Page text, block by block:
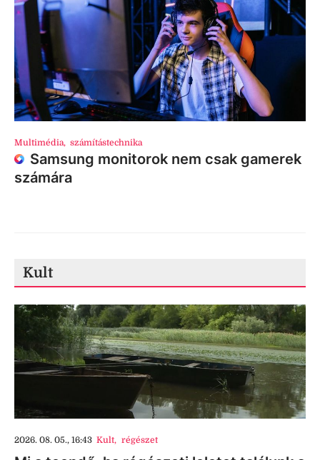
Multimédia, számítástechnika
Samsung monitorok nem csak gamerek
számára
Kult
2026. 08. 05., 16:43 Kult, régészet